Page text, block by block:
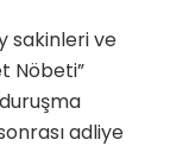
sakinleri ve
Nöbeti”
adliye